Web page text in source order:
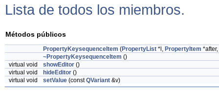
Lista de todos los miembros.
Métodos públicos
PropertyKeysequenceItem (PropertyList *l, PropertyItem *after,
~PropertyKeysequenceItem ()
virtual void
showEditor ()
virtual void
hideEditor ()
virtual void
setValue (constQVariant &v)